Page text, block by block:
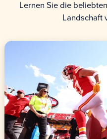
Lernen Sie die
Landschaft